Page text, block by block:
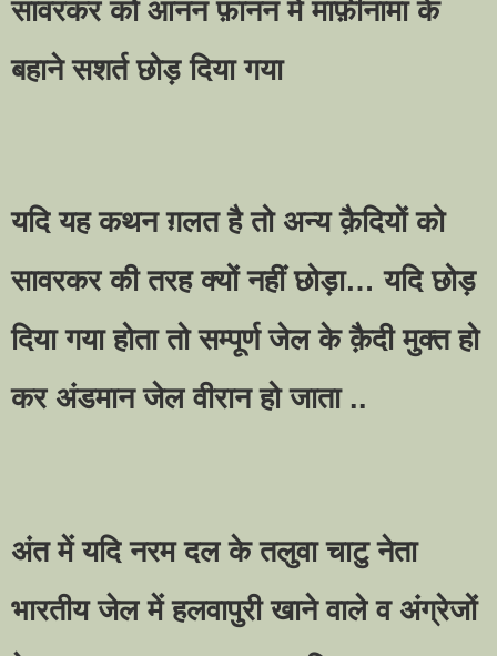
सावरकर को आनन फ़ानन में माफ़ीनामा के
बहाने सशर्त छोड़ दिया गया
यदि यह कथन ग़लत है तो अन्य क़ैदियों को
सावरकर की तरह क्यों नहीं छोड़ा… यदि छोड़
दिया गया होता तो सम्पूर्ण जेल के क़ैदी मुक्त हो
कर अंडमान जेल वीरान हो जाता ..
अंत में यदि नरम दल के तलुवा चाटु नेता
भारतीय जेल में हलवापुरी खाने वाले व अंग्रेजों